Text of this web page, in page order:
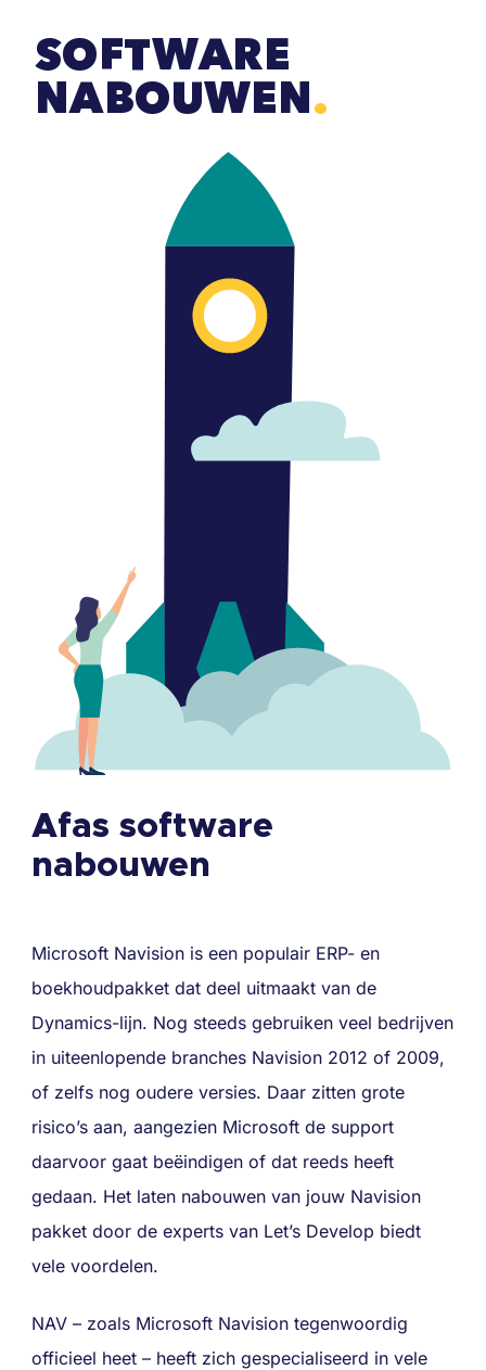
inhoudSOFTWARE
NABOUWEN.
Afas software
nabouwen
Microsoft Navision is een populair ERP- en
boekhoudpakket dat deel uitmaakt van de
Dynamics-lijn. Nog steeds gebruiken veel bedrijven
in uiteenlopende branches Navision 2012 of 2009,
of zelfs nog oudere versies. Daar zitten grote
risico’s aan, aangezien Microsoft de support
daarvoor gaat beëindigen of dat reeds heeft
gedaan. Het laten nabouwen van jouw Navision
pakket door de experts van Let’s Develop biedt
vele voordelen.
NAV – zoals Microsoft Navision tegenwoordig
officieel heet – heeft zich gespecialiseerd in vele